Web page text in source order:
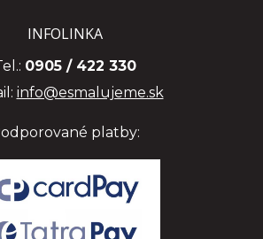
INFOLINKA
0905 / 422 330
info@esmalujeme.sk
platby: